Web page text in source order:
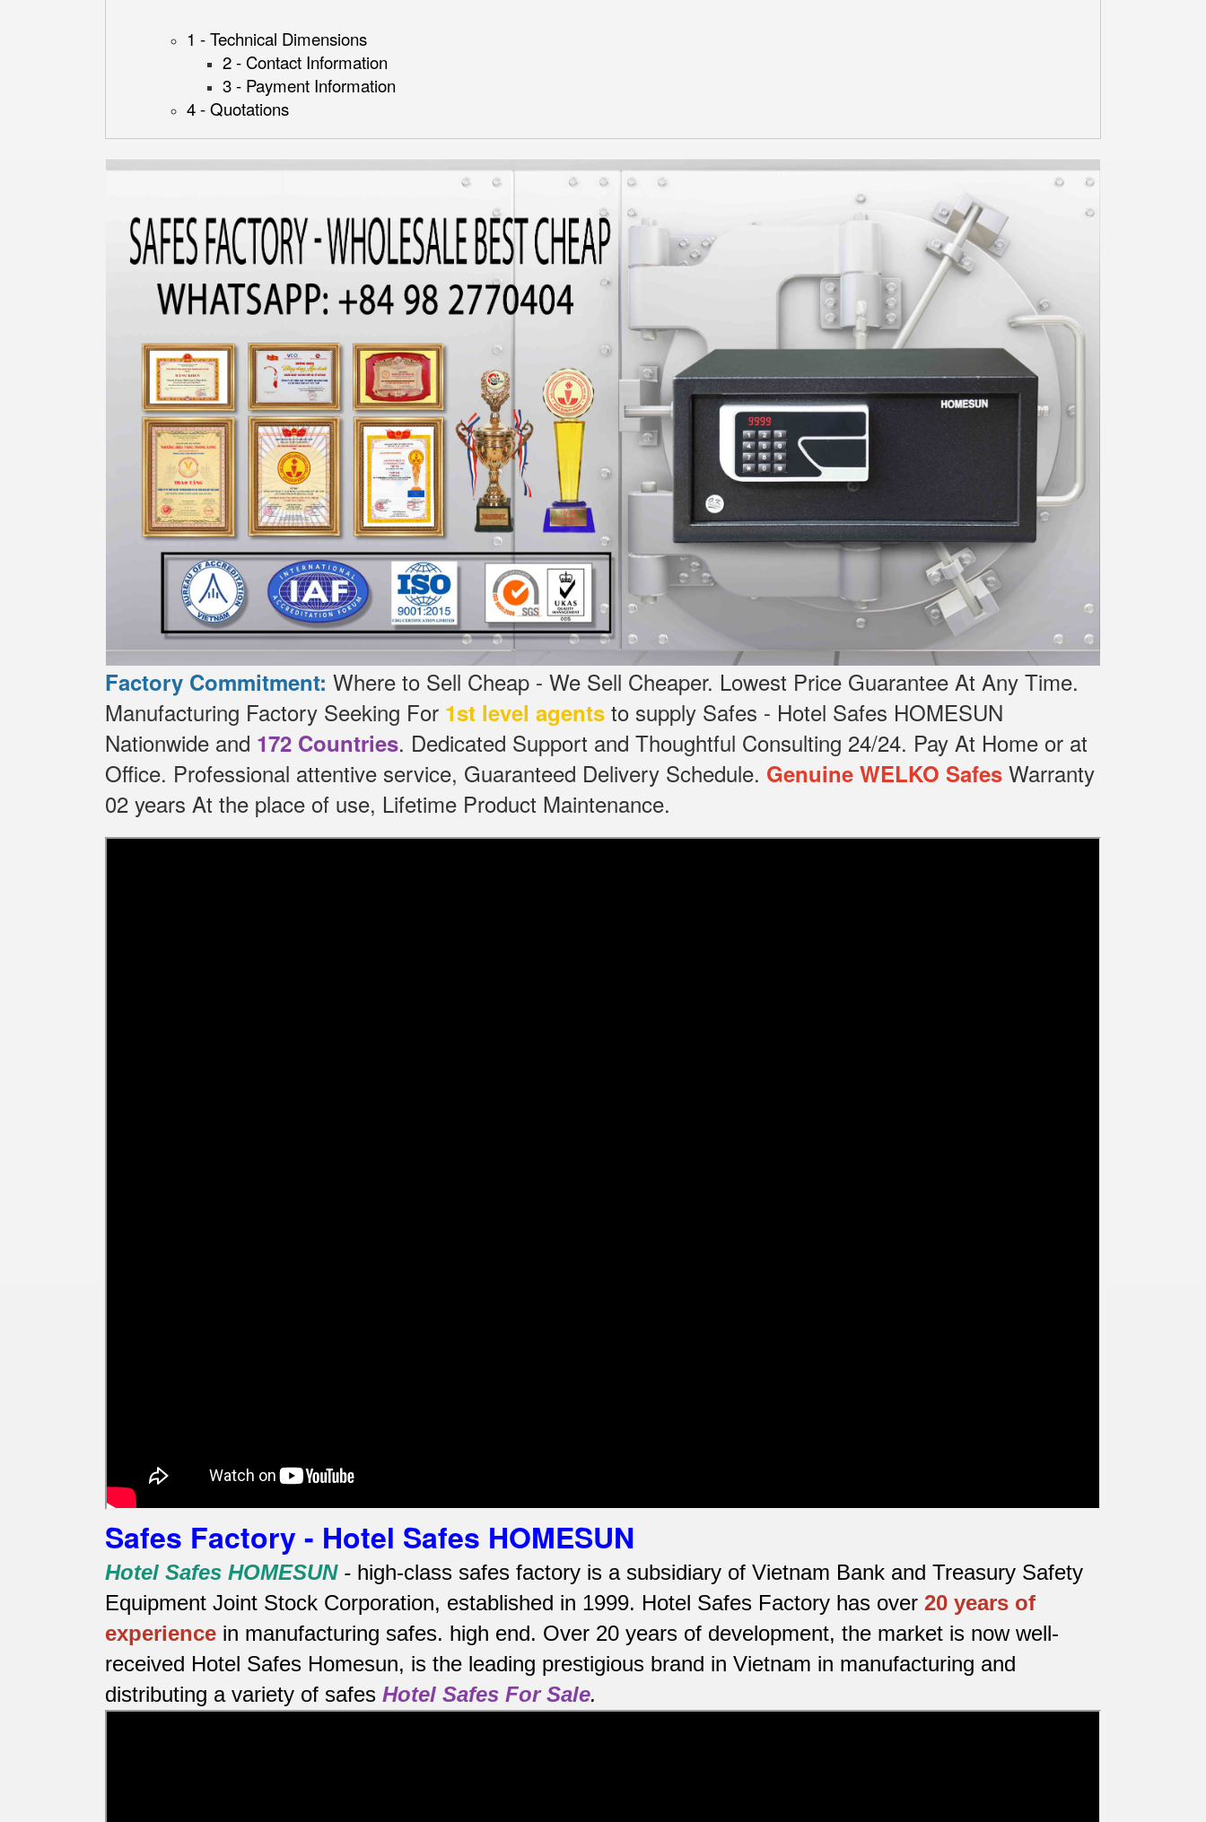
1 - Technical Dimensions
2 - Contact Information
3 - Payment Information
4 - Quotations
Factory Commitment: Where to Sell Cheap - We Sell Cheaper. Lowest Price Guarantee At Any Time.
Manufacturing Factory Seeking For 1st level agents to supply Safes - Hotel Safes HOMESUN
Nationwide and 172 Countries. Dedicated Support and Thoughtful Consulting 24/24. Pay At Home or at
Office. Professional attentive service, Guaranteed Delivery Schedule. Genuine WELKO Safes Warranty
02 years At the place of use, Lifetime Product Maintenance.
Safes Factory - Hotel Safes HOMESUN
Hotel Safes HOMESUN- high-class safes factory is a subsidiary of Vietnam Bank and Treasury Safety
Equipment Joint Stock Corporation, established in 1999. Hotel Safes Factory has over 20 years of
experience in manufacturing safes. high end. Over 20 years of development, the market is now well-
received Hotel Safes Homesun, is the leading prestigious brand in Vietnam in manufacturing and
distributing a variety of safes Hotel Safes For Sale.